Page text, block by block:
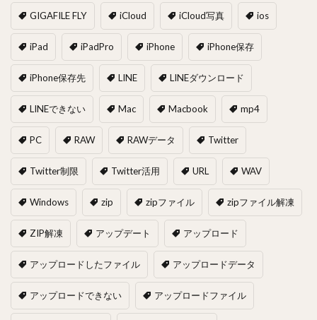
GIGAFILE FLY iCloud iCloud写真 ios
iPad iPadPro iPhone iPhone保存
iPhone保存先 LINE LINEダウンロード
LINEできない Mac Macbook mp4
PC RAW RAWデータ Twitter
Twitter制限 Twitter活用 URL WAV
Windows zip zipファイル zipファイル解凍
ZIP解凍 アップデート アップロード
アップロードしたファイル アップロードデータ
アップロードできない アップロードファイル